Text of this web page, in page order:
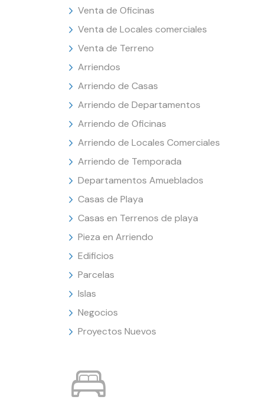
Venta de Oficinas
Venta de Locales comerciales
Venta de Terreno
Arriendos
Arriendo de Casas
Arriendo de Departamentos
Arriendo de Oficinas
Arriendo de Locales Comerciales
Arriendo de Temporada
Departamentos Amueblados
Casas de Playa
Casas en Terrenos de playa
Pieza en Arriendo
Edificios
Parcelas
Islas
Negocios
Proyectos Nuevos